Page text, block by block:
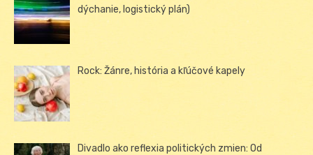
dýchanie, logistický plán)
Rock: Žánre, história a kľúčové kapely
Divadlo ako reflexia politických zmien: Od